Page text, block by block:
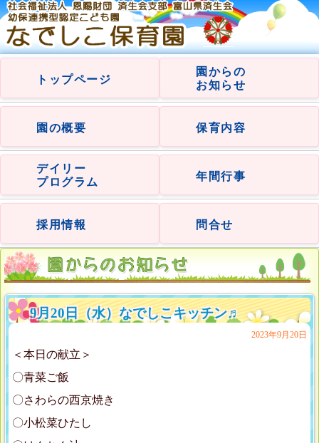
トップページ
園からの
お知らせ
園の概要 保育内容
デイリー
プログラム
年間行事
採用情報 問合せ
9月20日（水）なでしこキッチン♬
2023年9月20日
＜本日の献立＞
〇青菜ご飯
〇さわらの西京焼き
〇小松菜ひたし